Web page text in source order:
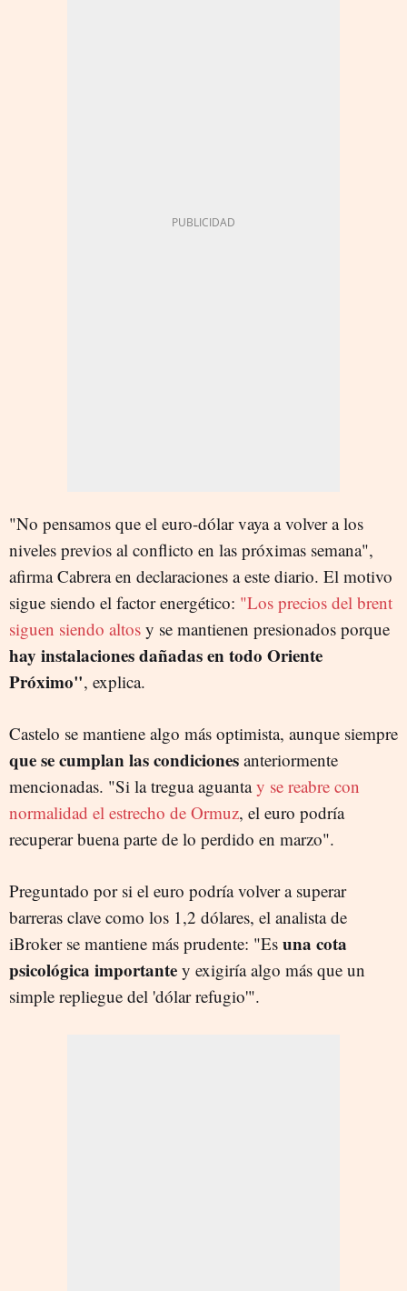
"No pensamos que el euro-dólar vaya a volver a los
niveles previos al conflicto en las próximas semana",
afirma Cabrera en declaraciones a este diario. El motivo
sigue siendo el factor energético: "Los precios del brent
siguen siendo altos y se mantienen presionados porque
hay instalaciones dañadas en todo Oriente
Próximo", explica.
Castelo se mantiene algo más optimista, aunque siempre
que se cumplan las condiciones anteriormente
mencionadas. "Si la tregua aguantay se reabre con
normalidad el estrecho de Ormuz, el euro podría
recuperar buena parte de lo perdido en marzo".
Preguntado por si el euro podría volver a superar
barreras clave como los 1,2 dólares, el analista de
iBroker se mantiene más prudente: "Es una cota
psicológica importante y exigiría algo más que un
simple repliegue del 'dólar refugio'".